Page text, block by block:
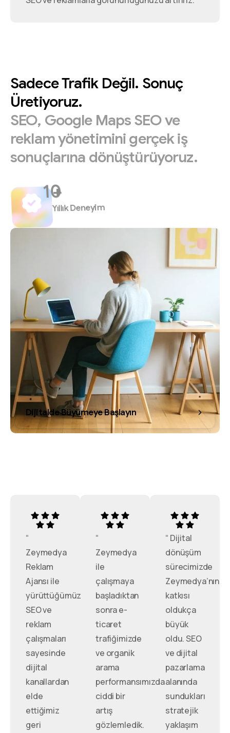
SadeceTrafik Değil. Sonuç
Üretiyoruz.
SEO, Google MapsSEOve
reklamyönetiminigerçekiş
sonuçlarına dönüştürüyoruz.
+
Yıllık Deneyim
Dijitalde Büyümeye Başlayın
“
Zeymedya
Reklam
Ajansı ile
yürüttüğümüz
SEO ve
reklam
çalışmaları
sayesinde
dijital
kanallardan
elde
ettiğimiz
geri
“
Zeymedya
ile
çalışmaya
başladıktan
sonra e-
ticaret
trafiğimizde
ve organik
arama
performansımızda
ciddi bir
artış
gözlemledik.
“ Dijital
dönüşüm
sürecimizde
Zeymedya’nın
katkısı
oldukça
büyük
oldu. SEO
ve dijital
pazarlama
alanında
sundukları
stratejik
yaklaşım